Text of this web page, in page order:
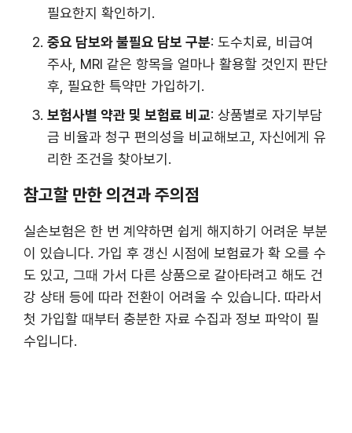
필요한지 확인하기.
중요 담보와 불필요 담보 구분: 도수치료, 비급여
주사, MRI 같은 항목을 얼마나 활용할 것인지 판단
후, 필요한 특약만 가입하기.
보험사별 약관 및 보험료 비교: 상품별로 자기부담
금 비율과 청구 편의성을 비교해보고, 자신에게 유
리한 조건을 찾아보기.
참고할 만한 의견과 주의점
실손보험은 한 번 계약하면 쉽게 해지하기 어려운 부분
이 있습니다. 가입 후 갱신 시점에 보험료가 확 오를 수
도 있고, 그때 가서 다른 상품으로 갈아타려고 해도 건
강 상태 등에 따라 전환이 어려울 수 있습니다. 따라서
첫 가입할 때부터 충분한 자료 수집과 정보 파악이 필
수입니다.